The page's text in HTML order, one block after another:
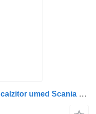
Centralina Unitate de control incalzitor umed Scania 88867A per camion Webasto 11176